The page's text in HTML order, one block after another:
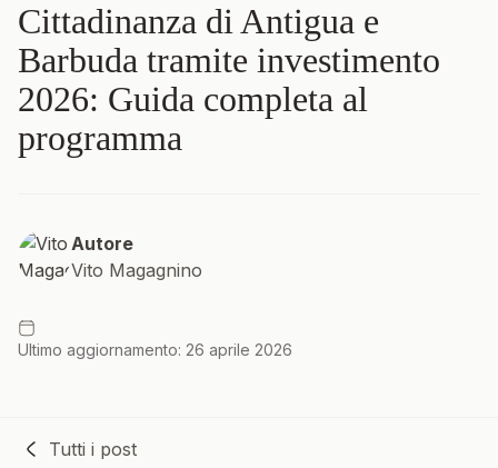
Cittadinanza di Antigua e
Barbuda tramite investimento
2026: Guida completa al
programma
Autore
Vito Magagnino
Ultimo aggiornamento: 26 aprile 2026
Tutti i post